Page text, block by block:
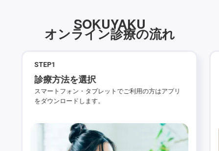
SOKUYAKU
オンライン診療の流れ
STEP1
診療方法を選択
スマートフォン・タブレットでご利用の方はアプリ
をダウンロードします。